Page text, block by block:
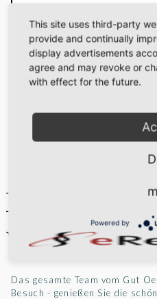
Die historische Wassermühle
besonders. Die hochwertige
machen sie zu einem
vom
Das gesamte Team vom Gut
Besuch - genießen Sie die
This site uses third-party
provide and continually
display advertisements
agree and may revoke or
with effect for the future.
Powered by